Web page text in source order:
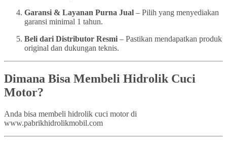
Garansi & Layanan Purna Jual – Pilih yang menyediakan
garansi minimal 1 tahun.
Beli dari Distributor Resmi – Pastikan mendapatkan produk
original dan dukungan teknis.
Dimana Bisa Membeli Hidrolik Cuci
Motor?
Anda bisa membeli hidrolik cuci motor di
www.pabrikhidrolikmobil.com